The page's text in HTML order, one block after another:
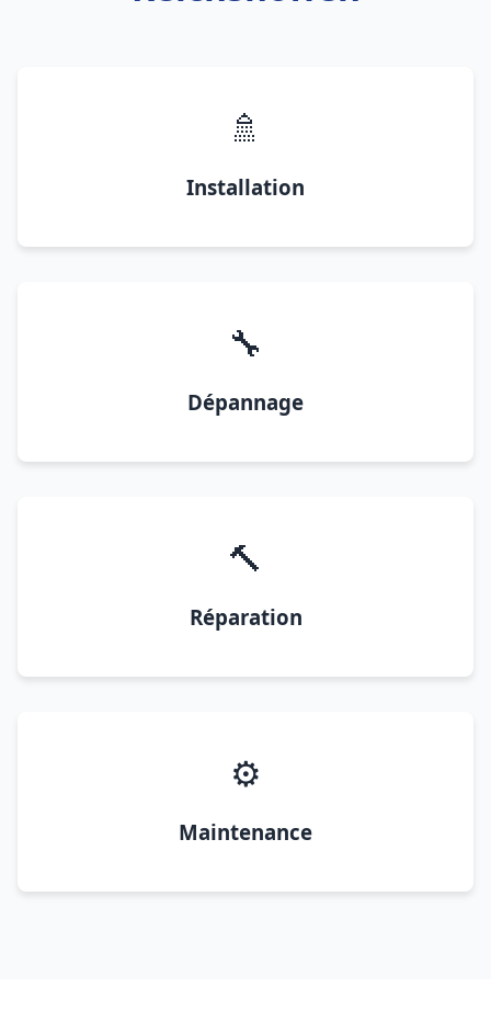
🚿
Installation
🔧
Dépannage
🔨
Réparation
⚙️
Maintenance